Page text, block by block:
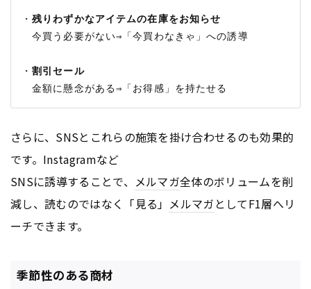
・残りわずかなアイテムの在庫をお知らせ
今買う必要がない⇒「今買わなきゃ」への誘導
・割引セール
さらに、SNSとこれらの施策を掛け合わせるのも効果的
です。Instagramなど
SNSに誘導することで、 メルマガ全体のボリュームを削
減し、読むのではなく「見る」 メルマガ としてF1層へリ
ーチできます。
季節性のある商材